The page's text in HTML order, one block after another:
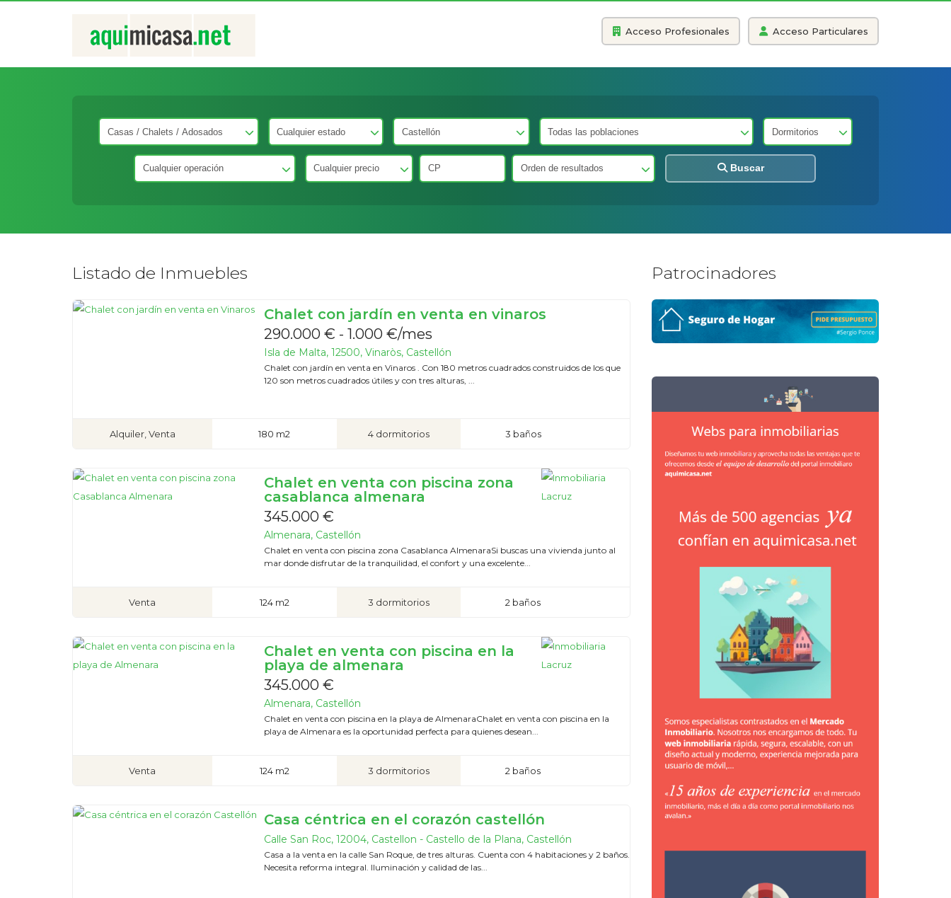
Acceso Profesionales Acceso Particulares
Buscar
Listado de Inmuebles
Chalet con jardín en venta en vinaros
290.000 € - 1.000 €/mes
Isla de Malta, 12500, Vinaròs, Castellón
Chalet con jardín en venta en Vinaros . Con 180 metros cuadrados construidos de los que
120 son metros cuadrados útiles y con tres alturas, ...
Alquiler, Venta 180 m2 4 dormitorios 3 baños
Chalet en venta con piscina zona
casablanca almenara
345.000 €
Almenara, Castellón
Chalet en venta con piscina zona Casablanca AlmenaraSi buscas una vivienda junto al
mar donde disfrutar de la tranquilidad, el confort y una excelente...
Venta 124 m2 3 dormitorios 2 baños
Chalet en venta con piscina en la
playa de almenara
345.000 €
Almenara, Castellón
Chalet en venta con piscina en la playa de AlmenaraChalet en venta con piscina en la
playa de Almenara es la oportunidad perfecta para quienes desean...
Venta 124 m2 3 dormitorios 2 baños
Casa céntrica en el corazón castellón
Calle San Roc, 12004, Castellon - Castello de la Plana, Castellón
Casa a la venta en la calle San Roque, de tres alturas. Cuenta con 4 habitaciones y 2 baños.
Necesita reforma integral. Iluminación y calidad de las...
Patrocinadores